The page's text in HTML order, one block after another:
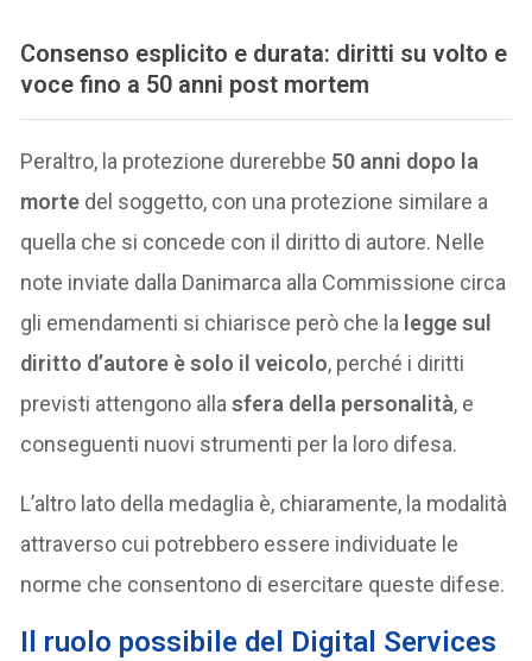
Consenso esplicito e durata: diritti su volto e
voce fino a 50 anni post mortem
Peraltro, la protezione durerebbe 50 anni dopo la
morte del soggetto, con una protezione similare a
quella che si concede con il diritto di autore. Nelle
note inviate dalla Danimarca alla Commissione circa
gli emendamenti si chiarisce però che la legge sul
diritto d’autore è solo il veicolo, perché i diritti
previsti attengono allasfera della personalità, e
conseguenti nuovi strumenti per la loro difesa.
L’altro lato della medaglia è, chiaramente, la modalità
attraverso cui potrebbero essere individuate le
norme che consentono di esercitare queste difese.
Il ruolo possibile del Digital Services